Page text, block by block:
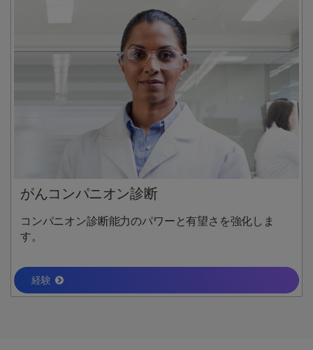
がんコンパニオン診断
コンパニオン診断能力のパワーと有望さを強化しま
す。
経験